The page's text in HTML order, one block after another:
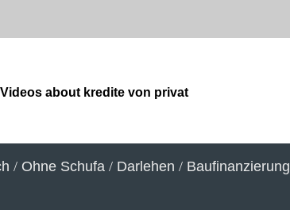
about kredite von privat
/ Ohne Schufa / Darlehen / Baufinanzierung